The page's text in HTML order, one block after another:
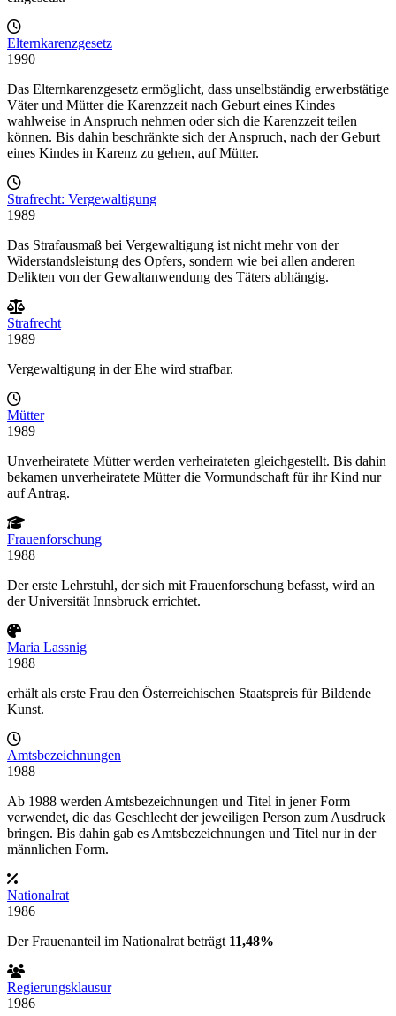
Elternkarenzgesetz
1990
Das Elternkarenzgesetz ermöglicht, dass unselbständig erwerbstätige
Väter und Mütter die Karenzzeit nach Geburt eines Kindes
wahlweise in Anspruch nehmen oder sich die Karenzzeit teilen
können. Bis dahin beschränkte sich der Anspruch, nach der Geburt
eines Kindes in Karenz zu gehen, auf Mütter.
Strafrecht: Vergewaltigung
1989
Das Strafausmaß bei Vergewaltigung ist nicht mehr von der
Widerstandsleistung des Opfers, sondern wie bei allen anderen
Delikten von der Gewaltanwendung des Täters abhängig.
Strafrecht
1989
Vergewaltigung in der Ehe wird strafbar.
Mütter
1989
Unverheiratete Mütter werden verheirateten gleichgestellt. Bis dahin
bekamen unverheiratete Mütter die Vormundschaft für ihr Kind nur
auf Antrag.
Frauenforschung
1988
Der erste Lehrstuhl, der sich mit Frauenforschung befasst, wird an
der Universität Innsbruck errichtet.
Maria Lassnig
1988
erhält als erste Frau den Österreichischen Staatspreis für Bildende
Kunst.
Amtsbezeichnungen
1988
Ab 1988 werden Amtsbezeichnungen und Titel in jener Form
verwendet, die das Geschlecht der jeweiligen Person zum Ausdruck
bringen. Bis dahin gab es Amtsbezeichnungen und Titel nur in der
männlichen Form.
Nationalrat
1986
Der Frauenanteil im Nationalrat beträgt 11,48%
Regierungsklausur
1986